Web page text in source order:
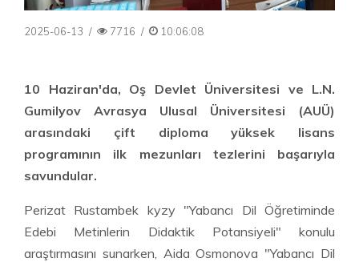
2025-06-13 / 7716 / 10:06:08
10 Haziran'da, Oş Devlet Üniversitesi ve L.N.
Gumilyov Avrasya Ulusal Üniversitesi (AUÜ)
arasındaki çift diploma yüksek lisans
programının ilk mezunları tezlerini başarıyla
savundular.
Perizat Rustambek kyzy "Yabancı Dil Öğretiminde
Edebi Metinlerin Didaktik Potansiyeli" konulu
araştırmasını sunarken, Aida Osmonova "Yabancı Dil